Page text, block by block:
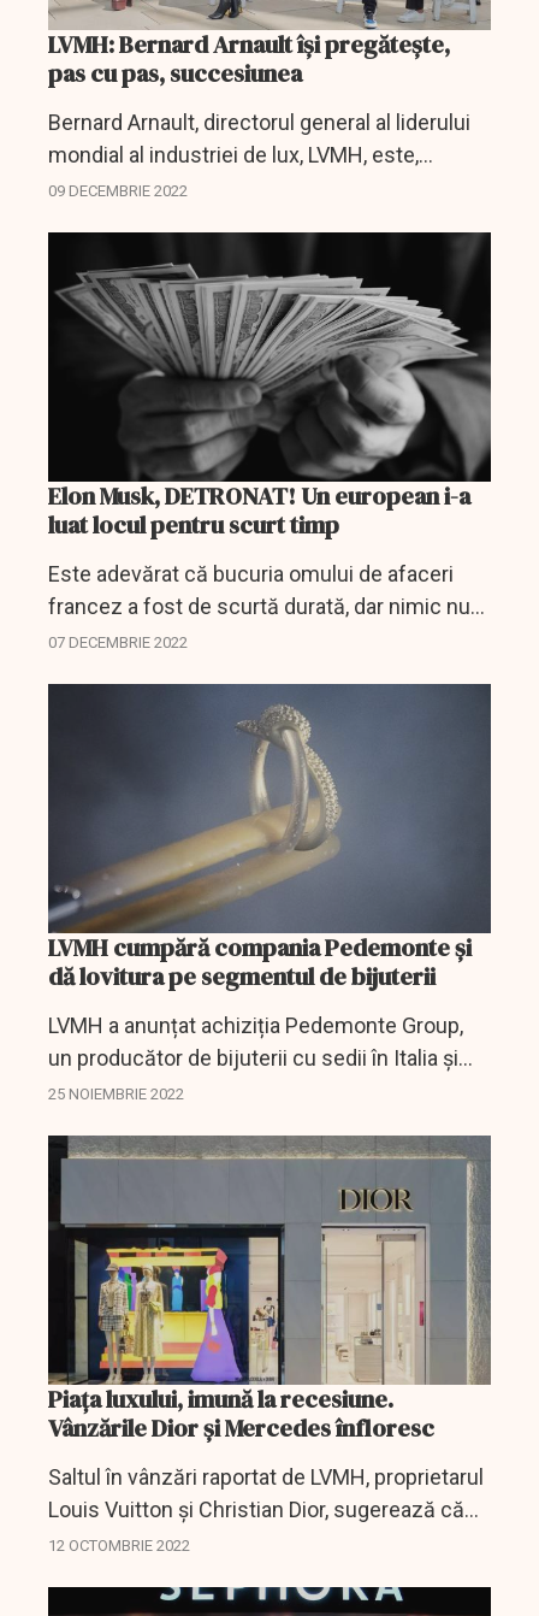
LVMH: Bernard Arnault își pregătește,
pas cu pas, succesiunea
Bernard Arnault, directorul general al liderului
mondial al industriei de lux, LVMH, este,
totodată, și unul dintre cei mai bogați oameni
09 DECEMBRIE 2022
Elon Musk, DETRONAT! Un european i-a
luat locul pentru scurt timp
Este adevărat că bucuria omului de afaceri
francez a fost de scurtă durată, dar nimic nu
este bătut în cuie, mai ales când este vorba
07 DECEMBRIE 2022
LVMH cumpără compania Pedemonte și
dă lovitura pe segmentul de bijuterii
LVMH a anunțat achiziția Pedemonte Group,
un producător de bijuterii cu sedii în Italia și
Franța, de la fondul de investiții Equinox III SLP
25 NOIEMBRIE 2022
Piața luxului, imună la recesiune.
Vânzările Dior și Mercedes înfloresc
Saltul în vânzări raportat de LVMH, proprietarul
Louis Vuitton și Christian Dior, sugerează că
cel puțin un segment al economiei rămâne
12 OCTOMBRIE 2022